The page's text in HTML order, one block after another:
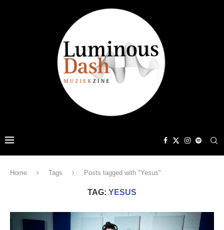
Home Tags Posts tagged with "Yesus"
TAG: YESUS